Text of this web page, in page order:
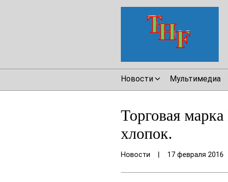
Новости Мультимедиа
Торговая
хлопок.
Новости 17 февраля 2016